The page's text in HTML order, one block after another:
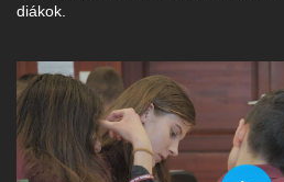
diákok.